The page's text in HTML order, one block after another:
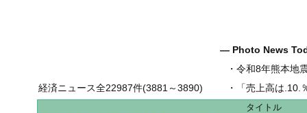
― Photo News
・令和8年熊本地
・
「売上高は.10.％増の
経済ニュース全22987件(3881～3890)
タイトル